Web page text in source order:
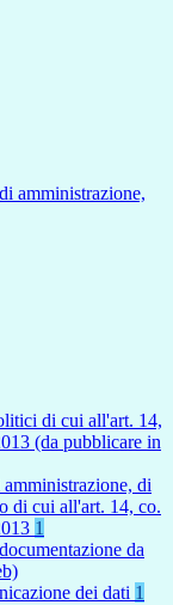
amministrazione,
di cui all'art. 14,
(da pubblicare in
di
di cui all'art. 14, co.
1
da
dei dati 1